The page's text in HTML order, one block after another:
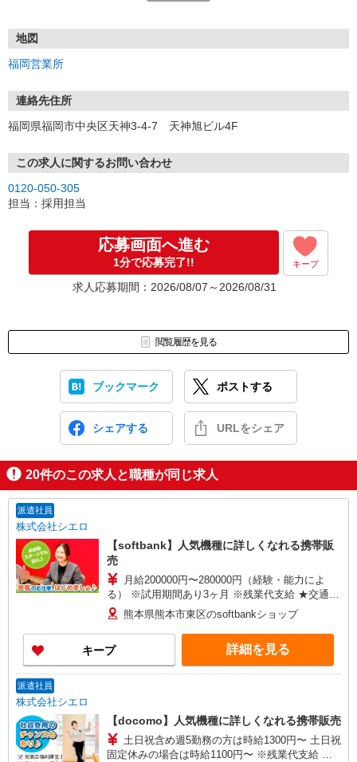
①応募から3営業日を目安に、メールorお電話でご連絡します。
★スマホでWEB面接（LINEなど）・出張面接・事務所面接と選べま
す
③面接実施（履歴書不要）
※ご希望があれば、職場見学の調整もOKです！
お気軽にご応募ください♪
地図
福岡営業所
連絡先住所
福岡県福岡市中央区天神3-4-7 天神旭ビル4F
この求人に関するお問い合わせ
0120-050-305
担当：採用担当
応募画面へ進む
1分で応募完了!! キープ
求人応募期間：2026/08/07～2026/08/31
閲覧履歴を見る
ブックマーク ポストする
シェアする URLをシェア
20件のこの求人と職種が同じ求人
派遣社員
株式会社シエロ
【softbank】人気機種に詳しくなれる携帯販
売
月給200000円〜280000円（経験・能力によ
る） ※試用期間あり3ヶ月 ※残業代支給 ★交通費
別途支給（規定あり） ゜+゜・。○。・゜+゜・。
○。・゜+゜ 入社祝い金10万円支給(規定有) お友達
を紹介頂くと, インセンティブ支給(規定有) ゜・。
○。・゜+゜・。○。・゜+゜
熊本県熊本市東区のsoftbankショップ
キープ 詳細を見る
派遣社員
株式会社シエロ
【docomo】人気機種に詳しくなれる携帯販売
土日祝含め週5勤務の方は時給1300円〜 土日祝
固定休みの場合は時給1100円〜 ※残業代支給 ★